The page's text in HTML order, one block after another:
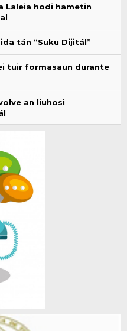
Laleia hodi hametin
tán “Suku Dijitál”
tuir formasaun durante
an liuhosi